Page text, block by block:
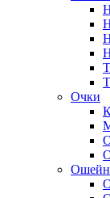
Очки